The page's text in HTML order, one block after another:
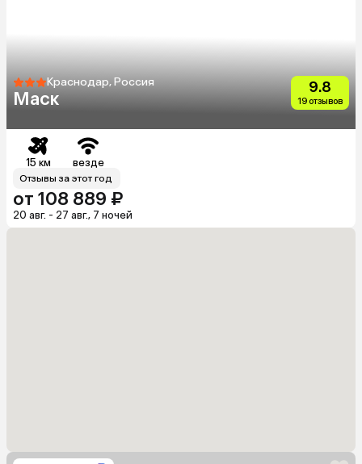
Краснодар, Россия
Маск
9.8
19 отзывов
15 км везде
Отзывы за этот год
от 108 889 ₽
20 авг. - 27 авг., 7 ночей